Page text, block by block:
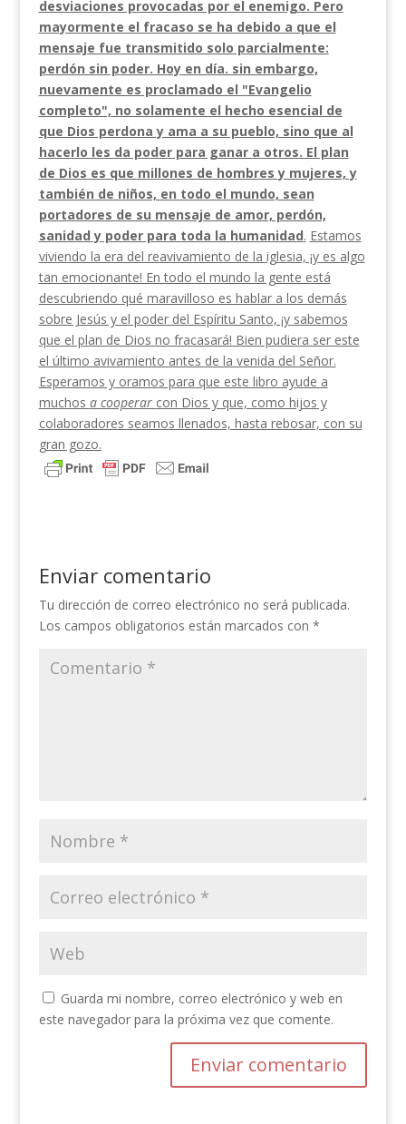
desviaciones provocadas por el enemigo. Pero
mayormente el fracaso se ha debido a que el
mensaje fue transmitido solo par­cialmente:
perdón sin poder. Hoy en día. sin embar­go,
nuevamente es proclamado el "Evangelio
comple­to", no solamente el hecho esencial de
que Dios perdona y ama a su pueblo, sino que al
hacerlo les da poder para ganar a otros. El plan
de Dios es que millones de hombres y mujeres, y
también de niños, en todo el mundo, sean
portadores de su mensaje de amor, perdón,
sanidad y poder para toda la humani­dad. Estamos
viviendo la era del reavivamiento de la iglesia, ¡y es algo
tan emocionante! En todo el mundo la gente está
descubriendo qué maravilloso es hablar a los demás
sobre Jesús y el poder del Espíritu Santo, ¡y sabemos
que el plan de Dios no fracasará! Bien pudiera ser este
el último avivamiento antes de la venida del Señor.
Esperamos y oramos para que este libro ayude a
muchos a cooperar con Dios y que, como hijos y
colaboradores seamos llenados, hasta rebosar, con su
gran gozo.
Enviar comentario
Tu dirección de correo electrónico no será publicada.
Los campos obligatorios están marcados con *
Guarda mi nombre, correo electrónico y web en
este navegador para la próxima vez que comente.